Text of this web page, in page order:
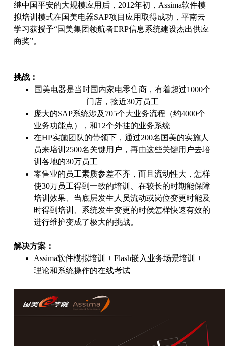
继中国平安的大规模应用后，2012年初，Assima软件模
拟培训模式在国美电器SAP项目应用取得成功，平南云
学习获授予“国美集团领航者ERP信息系统建设杰出供应
商奖”。
挑战：
国美电器是当时国内家电零售商，有着超过1000个
门店，接近30万员工
庞大的SAP系统涉及705个大业务流程（约4000个
业务功能点），和12个外挂的业务系统
在HP实施团队的带领下，通过200名国美的实施人
员来培训2500名关键用户，再由这些关键用户去培
训各地的30万员工
零售业的员工素质参差不齐，而且流动性大，怎样
使30万员工得到一致的培训、在较长的时期能保障
培训效果、当底层发生人员流动或岗位变更时能及
时得到培训、系统发生变更的时侯怎样快速有效的
进行维护变成了极大的挑战。
解决方案：
Assima软件模拟培训 + Flash嵌入业务场景培训 +
理论和系统操作的在线考试